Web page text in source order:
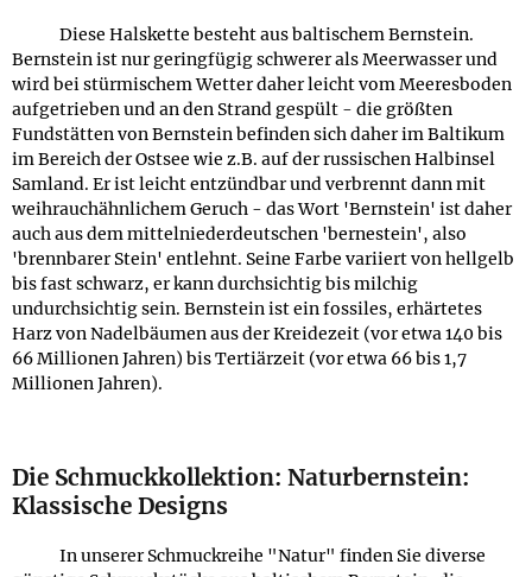
Diese Halskette besteht aus baltischem Bernstein.
Bernstein ist nur geringfügig schwerer als Meerwasser und
wird bei stürmischem Wetter daher leicht vom Meeresboden
aufgetrieben und an den Strand gespült - die größten
Fundstätten von Bernstein befinden sich daher im Baltikum
im Bereich der Ostsee wie z.B. auf der russischen Halbinsel
Samland. Er ist leicht entzündbar und verbrennt dann mit
weihrauchähnlichem Geruch - das Wort 'Bernstein' ist daher
auch aus dem mittelniederdeutschen 'bernestein', also
'brennbarer Stein' entlehnt. Seine Farbe variiert von hellgelb
bis fast schwarz, er kann durchsichtig bis milchig
undurchsichtig sein. Bernstein ist ein fossiles, erhärtetes
Harz von Nadelbäumen aus der Kreidezeit (vor etwa 140 bis
66 Millionen Jahren) bis Tertiärzeit (vor etwa 66 bis 1,7
Millionen Jahren).
Die Schmuckkollektion: Naturbernstein:
Klassische Designs
In unserer Schmuckreihe "Natur" finden Sie diverse